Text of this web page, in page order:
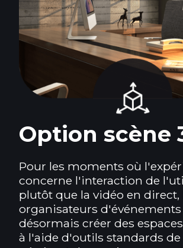
Option scène
Pour les moments où
concerne l'interaction de
plutôt que la vidéo en direct,
organisateurs
désormais créer des
à l'aide d'outils standards